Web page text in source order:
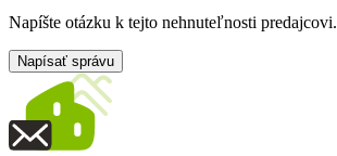
Napíšte otázku k tejto nehnuteľnosti predajcovi.
Napísať správu